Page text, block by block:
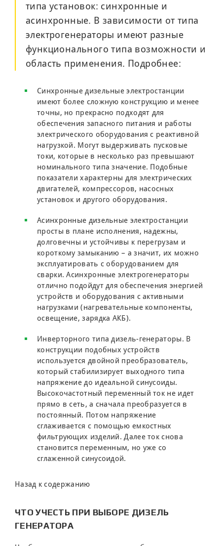
типа установок: синхронные и
асинхронные. В зависимости от типа
электрогенераторы имеют разные
функционального типа возможности и
область применения. Подробнее:
Синхронные дизельные электростанции
имеют более сложную конструкцию и менее
точны, но прекрасно подходят для
обеспечения запасного питания и работы
электрического оборудования с реактивной
нагрузкой. Могут выдерживать пусковые
токи, которые в несколько раз превышают
номинального типа значение. Подобные
показатели характерны для электрических
двигателей, компрессоров, насосных
установок и другого оборудования.
Асинхронные дизельные электростанции
просты в плане исполнения, надежны,
долговечны и устойчивы к перегрузам и
короткому замыканию – а значит, их можно
эксплуатировать с оборудованием для
сварки. Асинхронные электрогенераторы
отлично подойдут для обеспечения энергией
устройств и оборудования с активными
нагрузками (нагревательные компоненты,
освещение, зарядка АКБ).
Инверторного типа дизель-генераторы. В
конструкции подобных устройств
используется двойной преобразователь,
который стабилизирует выходного типа
напряжение до идеальной синусоиды.
Высокочастотный переменный ток не идет
прямо в сеть, а сначала преобразуется в
постоянный. Потом напряжение
сглаживается с помощью емкостных
фильтрующих изделий. Далее ток снова
становится переменным, но уже со
сглаженной синусоидой.
Назад к содержанию
ЧТО УЧЕСТЬ ПРИ ВЫБОРЕ ДИЗЕЛЬ
ГЕНЕРАТОРА